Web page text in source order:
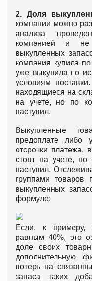
2. Доля
компании можно
анализа
компанией и
выкупленных
компания купила
уже выкупила по
условиям
находящиеся на
на учете, но по
наступил.
Выкупленные
предоплате либо
отсрочки платежа,
стоят на учете,
наступил.
группами товаров
выкупленных
формуле:
Если, к примеру,
равным 40%, это
доле своих
дополнительную
потерь на
запаса таких